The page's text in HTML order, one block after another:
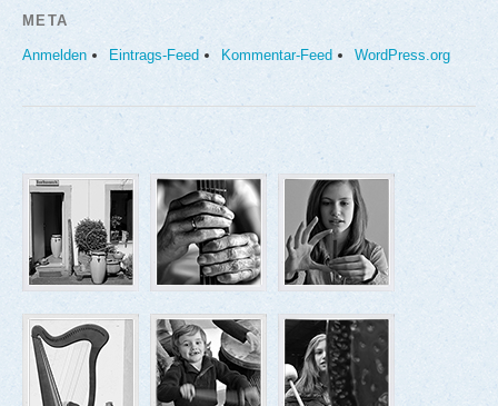
META
Anmelden Eintrags-Feed Kommentar-Feed WordPress.org